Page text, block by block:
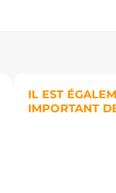
IL EST
IMPORTANT